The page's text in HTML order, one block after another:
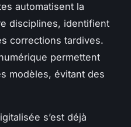
automatisent la
disciplines, identifient
corrections tardives.
permettent
modèles, évitant des
s’est déjà